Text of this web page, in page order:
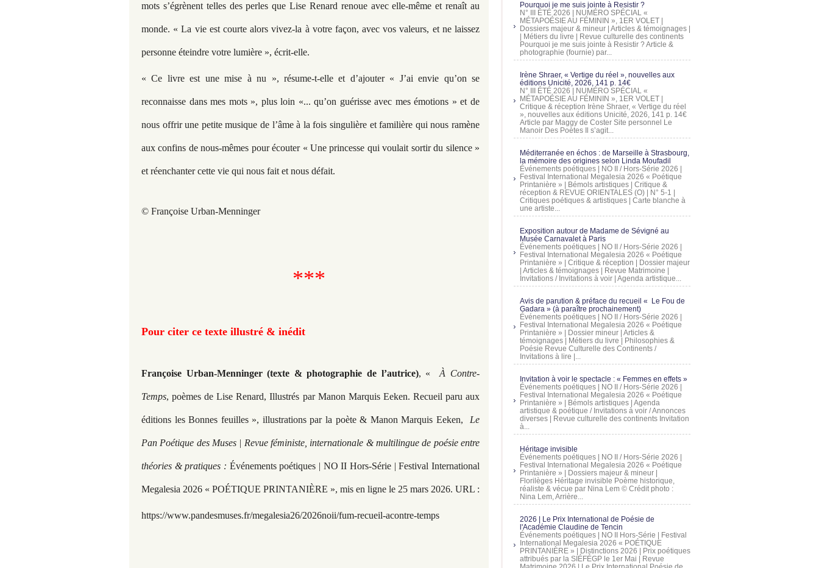
mots s’égrènent telles des perles que Lise Renard renoue avec elle-même et renaît au
monde. « La vie est courte alors vivez-la à votre façon, avec vos valeurs, et ne laissez
personne éteindre votre lumière », écrit-elle.
« Ce livre est une mise à nu », résume-t-elle et d’ajouter « J’ai envie qu’on se
reconnaisse dans mes mots », plus loin «... qu’on guérisse avec mes émotions » et de
nous offrir une petite musique de l’âme à la fois singulière et familière qui nous ramène
aux confins de nous-mêmes pour écouter « Une princesse qui voulait sortir du silence »
et réenchanter cette vie qui nous fait et nous défait.
© Françoise Urban-Menninger
***
Pour citer ce texte illustré & inédit
Françoise Urban-Menninger (texte & photographie de l’autrice), «À Contre-
Temps, poèmes de Lise Renard, Illustrés par Manon Marquis Eeken. Recueil paru aux
éditions les Bonnes feuilles », illustrations par la poète & Manon Marquis Eeken, Le
Pan Poétique des Muses | Revue féministe, internationale & multilingue de poésie entre
théories & pratiques : Événements poétiques | NO II Hors-Série | Festival International
Megalesia 2026 « POÉTIQUE PRINTANIÈRE », mis en ligne le 25 mars 2026. URL :
https://www.pandesmuses.fr/megalesia26/2026noii/fum-recueil-acontre-temps
Pourquoi je me suis jointe à Resistir ?
N° III ÉTÉ 2026 | NUMÉRO SPÉCIAL «
MÉTAPOÉSIE AU FÉMININ », 1ER VOLET |
Dossiers majeur & mineur | Articles & témoignages |
| Métiers du livre | Revue culturelle des continents
Pourquoi je me suis jointe à Resistir ? Article &
photographie (fournie) par...
Irène Shraer, « Vertige du réel », nouvelles aux
éditions Unicité, 2026, 141 p. 14€
N° III ÉTÉ 2026 | NUMÉRO SPÉCIAL «
MÉTAPOÉSIE AU FÉMININ », 1ER VOLET |
Critique & réception Irène Shraer, « Vertige du réel
», nouvelles aux éditions Unicité, 2026, 141 p. 14€
Article par Maggy de Coster Site personnel Le
Manoir Des Poètes Il s’agit...
Méditerranée en échos : de Marseille à Strasbourg,
la mémoire des origines selon Linda Moufadil
Événements poétiques | NO II / Hors-Série 2026 |
Festival International Megalesia 2026 « Poétique
Printanière » | Bémols artistiques | Critique &
réception & REVUE ORIENTALES (O) | N° 5-1 |
Critiques poétiques & artistiques | Carte blanche à
une artiste...
Exposition autour de Madame de Sévigné au
Musée Carnavalet à Paris
Événements poétiques | NO II / Hors-Série 2026 |
Festival International Megalesia 2026 « Poétique
Printanière » | Critique & réception | Dossier majeur
| Articles & témoignages | Revue Matrimoine |
Invitations / Invitations à voir | Agenda artistique...
Avis de parution & préface du recueil « Le Fou de
Gadara » (à paraître prochainement)
Événements poétiques | NO II / Hors-Série 2026 |
Festival International Megalesia 2026 « Poétique
Printanière » | Dossier mineur | Articles &
témoignages | Métiers du livre | Philosophies &
Poésie Revue Culturelle des Continents /
Invitations à lire |...
Invitation à voir le spectacle : « Femmes en effets »
Événements poétiques | NO II / Hors-Série 2026 |
Festival International Megalesia 2026 « Poétique
Printanière » | Bémols artistiques | Agenda
artistique & poétique / Invitations à voir / Annonces
diverses | Revue culturelle des continents Invitation
à...
Héritage invisible
Événements poétiques | NO II / Hors-Série 2026 |
Festival International Megalesia 2026 « Poétique
Printanière » | Dossiers majeur & mineur |
Florilèges Héritage invisible Poème historique,
réaliste & vécue par Nina Lem © Crédit photo :
Nina Lem, Arrière...
2026 | Le Prix International de Poésie de
l'Académie Claudine de Tencin
Événements poétiques | NO II Hors-Série | Festival
International Megalesia 2026 « POÉTIQUE
PRINTANIÈRE » | Distinctions 2026 | Prix poétiques
attribués par la SIÉFÉGP le 1er Mai | Revue